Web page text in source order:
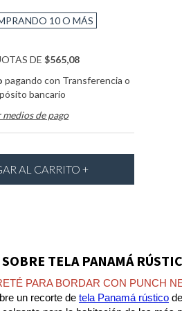
10 O MÁS
DE $565,08
pagando con Transferencia o
bancario
medios de pago
TELA PANAMÁ
PARA BORDAR CON PUNCH
un recorte de tela Panamá rústico